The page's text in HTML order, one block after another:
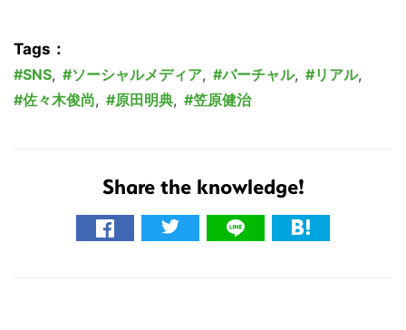
Tags：
SNS, ソーシャルメディア, バーチャル, リアル,
佐々木俊尚, 原田明典, 笠原健治
Share the knowledge!